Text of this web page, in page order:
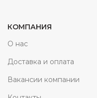
КОМПАНИЯ
О нас
Доставка и оплата
Вакансии компании